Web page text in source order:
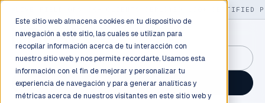
Este sitio web almacena cookies en tu dispositivo de
navegación a este sitio, las cuales se utilizan para
recopilar información acerca de tu interacción con
nuestro sitio web y nos permite recordarte. Usamos esta
información con el fin de mejorar y personalizar tu
experiencia de navegación y para generar analíticas y
métricas acerca de nuestros visitantes en este sitio web y
130+ CERTIFIED
GuidancePlex →
Talk to an engineer →